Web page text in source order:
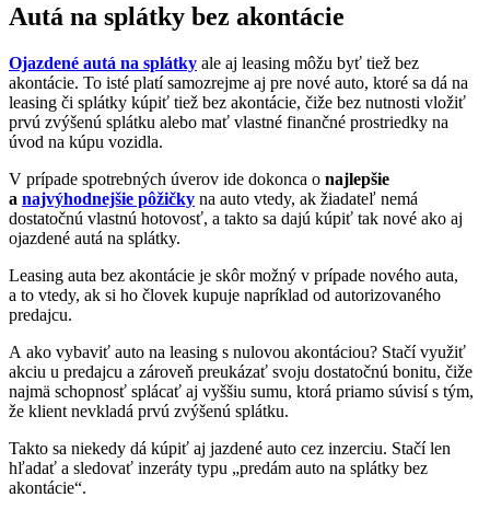
Autá na splátky bez akontácie
Ojazdené autá na splátky ale aj leasing môžu byť tiež bez
akontácie. To isté platí samozrejme aj pre nové auto, ktoré sa dá na
leasing či splátky kúpiť tiež bez akontácie, čiže bez nutnosti vložiť
prvú zvýšenú splátku alebo mať vlastné finančné prostriedky na
úvod na kúpu vozidla.
V prípade spotrebných úverov ide dokonca o najlepšie
a najvýhodnejšie pôžičky na auto vtedy, ak žiadateľ nemá
dostatočnú vlastnú hotovosť, a takto sa dajú kúpiť tak nové ako aj
ojazdené autá na splátky.
Leasing auta bez akontácie je skôr možný v prípade nového auta,
a to vtedy, ak si ho človek kupuje napríklad od autorizovaného
predajcu.
A ako vybaviť auto na leasing s nulovou akontáciou? Stačí využiť
akciu u predajcu a zároveň preukázať svoju dostatočnú bonitu, čiže
najmä schopnosť splácať aj vyššiu sumu, ktorá priamo súvisí s tým,
že klient nevkladá prvú zvýšenú splátku.
Takto sa niekedy dá kúpiť aj jazdené auto cez inzerciu. Stačí len
hľadať a sledovať inzeráty typu „predám auto na splátky bez
akontácie“.